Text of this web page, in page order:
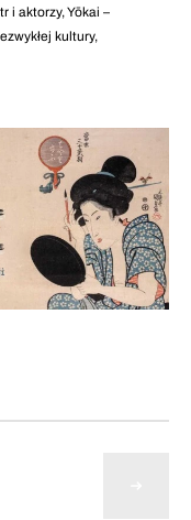
i aktorzy, Yōkai –
kultury,